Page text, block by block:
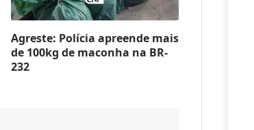
Agreste: Polícia apreende mais
de 100kg de maconha na BR-
232